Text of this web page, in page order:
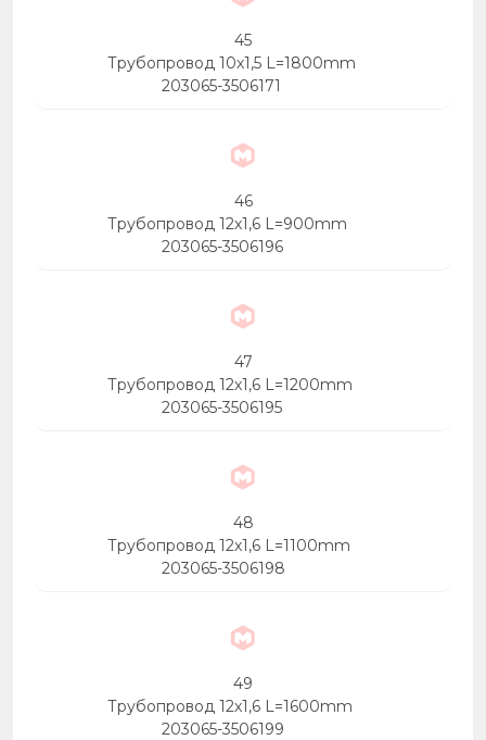
45
Трубопровод 10х1,5 L=1800mm
203065-3506171
46
Трубопровод 12х1,6 L=900mm
203065-3506196
47
Трубопровод 12х1,6 L=1200mm
203065-3506195
48
Трубопровод 12х1,6 L=1100mm
203065-3506198
49
Трубопровод 12х1,6 L=1600mm
203065-3506199